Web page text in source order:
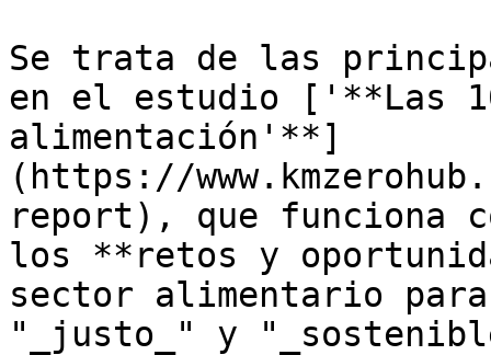
Se trata de las
en el estudio ['**Las
alimentación'**]
(https://
report), que funciona
los **retos y
sector alimentario
"_justo_" y